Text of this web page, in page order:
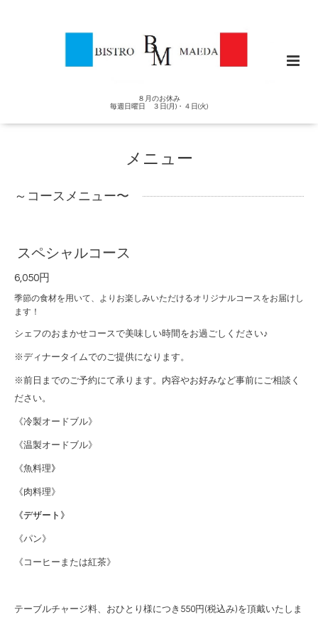
８月のお休み
毎週日曜日 ３日(月)・４日(火)
メニュー
～コースメニュー〜
スペシャルコース
6,050円
季節の食材を用いて、よりお楽しみいただけるオリジナルコースをお届けし
ます！
シェフのおまかせコースで美味しい時間をお過ごしください♪
※ディナータイムでのご提供になります。
※前日までのご予約にて承ります。内容やお好みなど事前にご相談く
ださい。
《冷製オードブル》
《温製オードブル》
《魚料理》
《肉料理》
《デザート》
《パン》
《コーヒーまたは紅茶》
テーブルチャージ料、おひとり様につき550円(税込み)を頂戴いたしま